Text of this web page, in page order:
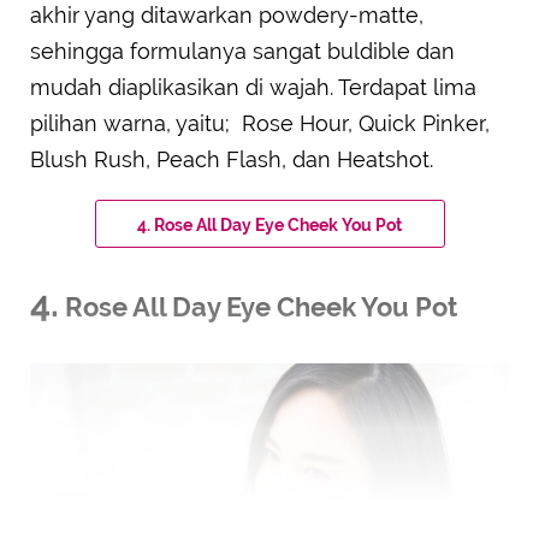
akhir yang ditawarkan powdery-matte,
sehingga formulanya sangat buldible dan
mudah diaplikasikan di wajah. Terdapat lima
pilihan warna, yaitu; Rose Hour, Quick Pinker,
Blush Rush, Peach Flash, dan Heatshot.
4. Rose All Day Eye Cheek You Pot
4. Rose All Day Eye Cheek You Pot